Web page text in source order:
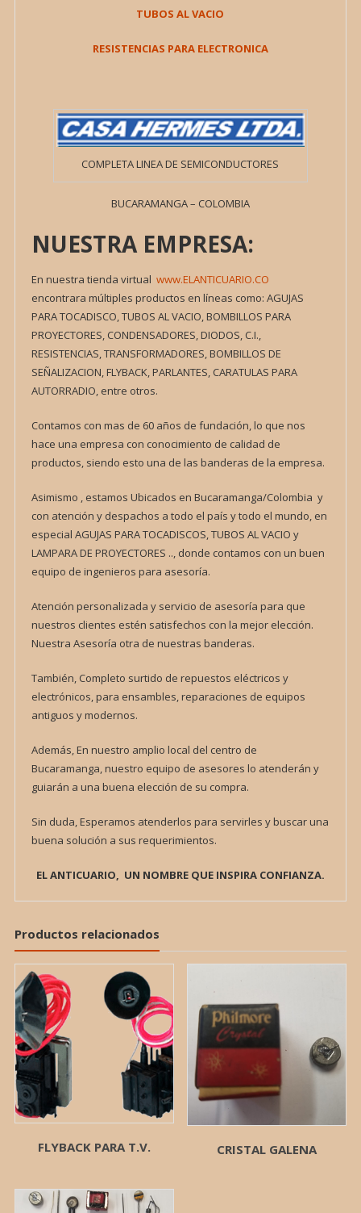
TUBOS AL VACIO
RESISTENCIAS PARA ELECTRONICA
COMPLETA LINEA DE SEMICONDUCTORES
BUCARAMANGA – COLOMBIA
NUESTRA EMPRESA:
En nuestra tienda virtual www.ELANTICUARIO.CO
encontrara múltiples productos en líneas como: AGUJAS
PARA TOCADISCO, TUBOS AL VACIO, BOMBILLOS PARA
PROYECTORES, CONDENSADORES, DIODOS, C.I.,
RESISTENCIAS, TRANSFORMADORES, BOMBILLOS DE
SEÑALIZACION, FLYBACK, PARLANTES, CARATULAS PARA
AUTORRADIO, entre otros.
Contamos con mas de 60 años de fundación, lo que nos
hace una empresa con conocimiento de calidad de
productos, siendo esto una de las banderas de la empresa.
Asimismo , estamos Ubicados en Bucaramanga/Colombia y
con atención y despachos a todo el país y todo el mundo, en
especial AGUJAS PARA TOCADISCOS, TUBOS AL VACIO y
LAMPARA DE PROYECTORES .., donde contamos con un buen
equipo de ingenieros para asesoría.
Atención personalizada y servicio de asesoría para que
nuestros clientes estén satisfechos con la mejor elección.
Nuestra Asesoría otra de nuestras banderas.
También, Completo surtido de repuestos eléctricos y
electrónicos, para ensambles, reparaciones de equipos
antiguos y modernos.
Además, En nuestro amplio local del centro de
Bucaramanga, nuestro equipo de asesores lo atenderán y
guiarán a una buena elección de su compra.
Sin duda, Esperamos atenderlos para servirles y buscar una
buena solución a sus requerimientos.
EL ANTICUARIO, UN NOMBRE QUE INSPIRA CONFIANZA.
Productos relacionados
FLYBACK PARA T.V. CRISTAL GALENA